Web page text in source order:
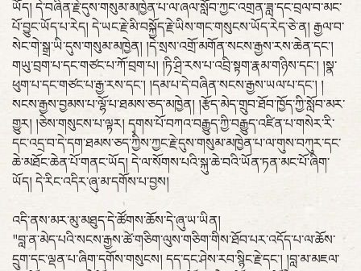
ཡོད། དེ་བཞིན་རྗེ་དུས་གསུམ་མཁྱེན་པ་ལ་ཞལ་སློབ་ཀྱང་འགྲན་ཟླ་དང་བྲལ་བ་མང་
པོ་བྱུང་ཡོད་པ་རེད། དེ་ཡང་རྗེ་མི་བསྐྱོད་རྗེ་ཡིས་གང་གསུངས་ཡོད་རེད་ཅེ་ན། རྒྱལ་བ་
སེང་གེ་སྒྲ་ཡི་དུས་གསུམ་མཁྱེན། །དེ་སྲས་འགྲོ་མགོན་སངས་རྒྱས་རས་ཆེན་དང་།
གཡུ་བྲག་པ་དང་གཙང་པ་ཀོ་བྲག་པ། །ཏི་ཤྲི་རས་པ་འབྲི་སྟག་རྣམ་གཉིས་དང་། །སྣ་
ཕུག་པ་དང་གཙང་པ་རྒྱ་རས་དང་། །དམ་པ་དེ་བཞིན་སངས་རྒྱས་ཡལ་པ་དང་། །
སངས་རྒྱས་བྱམས་པ་ལྷོ་པ་ཐམས་ཅད་མཁྱེན། །རྩོད་མེད་གྲུབ་ཐོབ་ཁྱོད་ཀྱི་སློབ་མར་
གྱུར། །ཅེས་གསུངས་པ་ལྟར། དྭགས་པོ་བཀའ་བརྒྱུད་ཀྱི་བརྒྱུད་འཛིན་པ་གསེར་རི་
དང་འདྲ་བ་དེ་དག་ཐམས་ཅད་ཀྱིས་ཀྱང་རྗེ་དུས་གསུམ་མཁྱེན་པ་ལ་གུས་བཀུར་དང་
ཆེ་མཐོང་ཆེན་པོ་གནང་ཡོད། དེ་ལ་སོགས་པའི་སྐུ་ཆེ་བའི་ཡོན་ཏན་མང་པོ་ཞིག་
ཡོད། དེ་རིང་འདིར་ཞུ་མ་དགོས་པ་བྱས།
འདི་ནས་མར་མུ་མཐུད་དེ་ཚོགས་ཆོས་དེ་ཞུ་ཡ་ཡིན།
"བླ་ན་མེད་པའི་སངས་རྒྱས་ཚེ་གཅིག་ལུས་གཅིག་གིས་ཐོབ་པར་འདོད་པ་ལ་ཆོས་
དྲུག་དང་ལྡན་པ་ཞིག་དགོས་གསུངས། དད་དང་ཤེས་རབ་སྙིང་རྗེ་དང་། །བླ་མ་མཇལ་